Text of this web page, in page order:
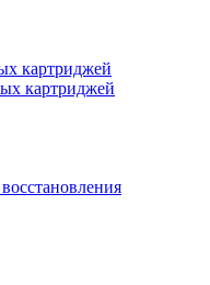
картриджей
картриджей